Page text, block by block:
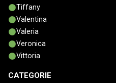
Tiffany
Valentina
Valeria
Veronica
Vittoria
CATEGORIE